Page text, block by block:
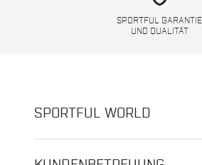
SPORTFUL GARANTIE
UND QUALITÄT
SPORTFUL WORLD